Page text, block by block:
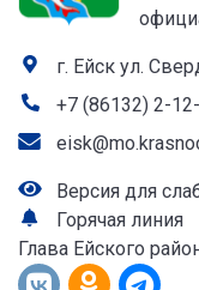
г. Ейск ул.
+7 (86132) 2-
Версия для
Горячая линия
Глава Ейского